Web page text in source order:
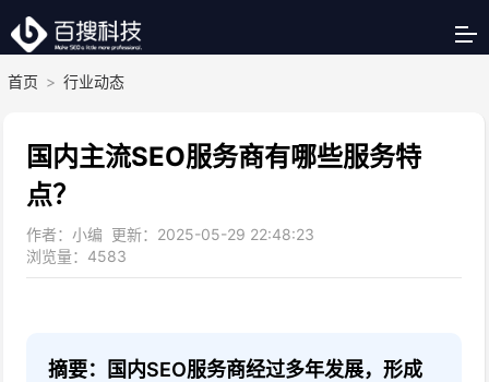
首页 > 行业动态
国内主流SEO服务商有哪些服务特
点？
作者：小编 更新：2025-05-29 22:48:23
浏览量： 4583
摘要：国内SEO服务商经过多年发展，形成